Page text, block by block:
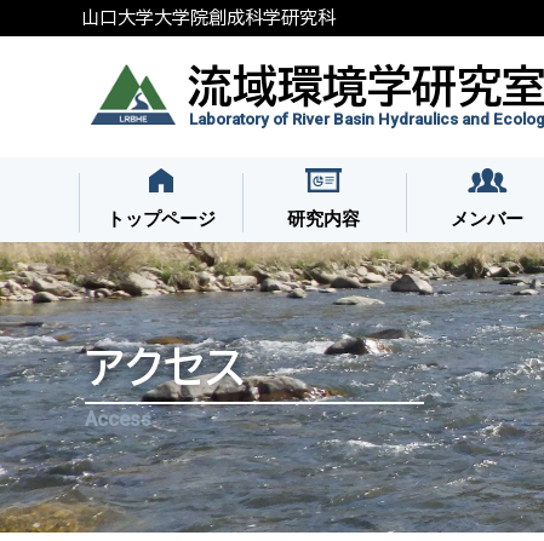
山口大学大学院創成科学研究科
流域環境学研究室
Laboratory of River Basin Hydraulics and
トップページ 研究内容 メンバー
アクセス
Access